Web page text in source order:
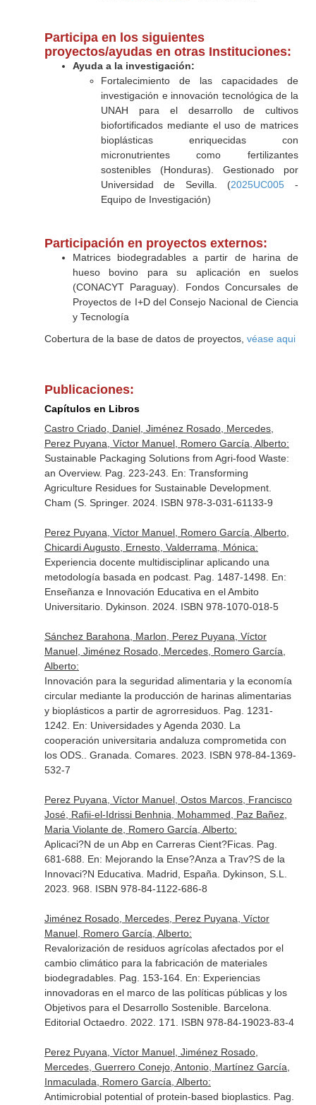
Participa en los siguientes
proyectos/ayudas en otras Instituciones:
Ayuda a la investigación:
Fortalecimiento de las capacidades de
investigación e innovación tecnológica de la
UNAH para el desarrollo de cultivos
biofortificados mediante el uso de matrices
bioplásticas enriquecidas con
micronutrientes como fertilizantes
sostenibles (Honduras). Gestionado por
Universidad de Sevilla. (2025UC005 -
Equipo de Investigación)
Participación en proyectos externos:
Matrices biodegradables a partir de harina de
hueso bovino para su aplicación en suelos
(CONACYT Paraguay). Fondos Concursales de
Proyectos de I+D del Consejo Nacional de Ciencia
y Tecnología
Cobertura de la base de datos de proyectos, véase aqui
Publicaciones:
Capítulos en Libros
Castro Criado, Daniel, Jiménez Rosado, Mercedes,
Perez Puyana, Víctor Manuel, Romero García, Alberto:
Sustainable Packaging Solutions from Agri-food Waste:
an Overview. Pag. 223-243. En: Transforming
Agriculture Residues for Sustainable Development.
Cham (S. Springer. 2024. ISBN 978-3-031-61133-9
Perez Puyana, Víctor Manuel, Romero García, Alberto,
Chicardi Augusto, Ernesto, Valderrama, Mónica:
Experiencia docente multidisciplinar aplicando una
metodología basada en podcast. Pag. 1487-1498. En:
Enseñanza e Innovación Educativa en el Ambito
Universitario. Dykinson. 2024. ISBN 978-1070-018-5
Sánchez Barahona, Marlon, Perez Puyana, Víctor
Manuel, Jiménez Rosado, Mercedes, Romero García,
Alberto:
Innovación para la seguridad alimentaria y la economía
circular mediante la producción de harinas alimentarias
y bioplásticos a partir de agrorresiduos. Pag. 1231-
1242. En: Universidades y Agenda 2030. La
cooperación universitaria andaluza comprometida con
los ODS.
. Granada. Comares. 2023. ISBN 978-84-1369-
532-7
Perez Puyana, Víctor Manuel, Ostos Marcos, Francisco
José, Rafii-el-Idrissi Benhnia, Mohammed, Paz Bañez,
Maria Violante de, Romero García, Alberto:
Aplicaci?N de un Abp en Carreras Cient?Ficas. Pag.
681-688. En: Mejorando la Ense?Anza a Trav?S de la
Innovaci?N Educativa . Madrid, España. Dykinson, S.L.
2023. 968. ISBN 978-84-1122-686-8
Jiménez Rosado, Mercedes, Perez Puyana, Víctor
Manuel, Romero García, Alberto:
Revalorización de residuos agrícolas afectados por el
cambio climático para la fabricación de materiales
biodegradables. Pag. 153-164. En: Experiencias
innovadoras en el marco de las políticas públicas y los
Objetivos para el Desarrollo Sostenible. Barcelona.
Editorial Octaedro. 2022. 171. ISBN 978-84-19023-83-4
Perez Puyana, Víctor Manuel, Jiménez Rosado,
Mercedes, Guerrero Conejo, Antonio, Martínez García,
Inmaculada, Romero García, Alberto:
Antimicrobial potential of protein-based bioplastics. Pag.